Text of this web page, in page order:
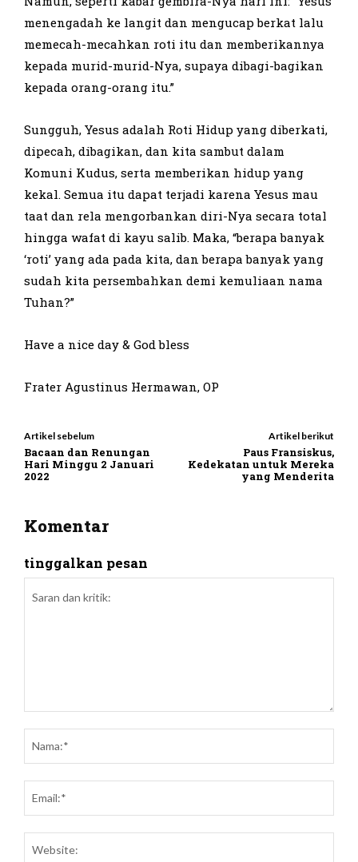
menengadah ke langit dan mengucap berkat lalu
memecah-mecahkan roti itu dan memberikannya
kepada murid-murid-Nya, supaya dibagi-bagikan
kepada orang-orang itu.”
Sungguh, Yesus adalah Roti Hidup yang diberkati,
dipecah, dibagikan, dan kita sambut dalam
Komuni Kudus, serta memberikan hidup yang
kekal. Semua itu dapat terjadi karena Yesus mau
taat dan rela mengorbankan diri-Nya secara total
hingga wafat di kayu salib. Maka, “berapa banyak
‘roti’ yang ada pada kita, dan berapa banyak yang
sudah kita persembahkan demi kemuliaan nama
Tuhan?”
Have a nice day & God bless
Frater Agustinus Hermawan, OP
Artikel sebelum
Bacaan dan Renungan
Hari Minggu 2 Januari
2022
Artikel berikut
Paus Fransiskus,
Kedekatan untuk Mereka
yang Menderita
Komentar
tinggalkan pesan
kritik: